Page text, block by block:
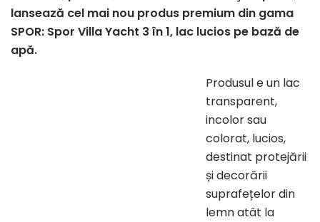
lansează cel mai nou produs premium din gama
SPOR: Spor Villa Yacht 3 în 1, lac lucios pe bază de
apă.
Produsul e un lac
transparent,
incolor sau
colorat, lucios,
destinat protejării
și decorării
suprafețelor din
lemn atât la